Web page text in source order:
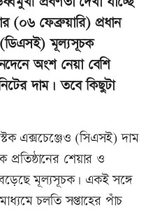
(০৬ ফেব্রুয়ারি) প্রধান
(ডিএসই) মূল্যসূচক
অংশ নেয়া বেশি
দাম। তবে কিছুটা
এক্সচেঞ্জেও (সিএসই) দাম
শেয়ার ও
মূল্যসূচক। একই সঙ্গে
চলতি সপ্তাহের পাঁচ